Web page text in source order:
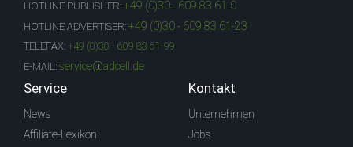
HOTLINE PUBLISHER: +49 (0)30 - 609 83 61-0
HOTLINE ADVERTISER: +49 (0)30 - 609 83 61-23
TELEFAX: +49 (0)30 - 609 83 61-99
E-MAIL: service@adcell.de
Service
News
Affiliate-Lexikon
Kontakt
Unternehmen
Jobs